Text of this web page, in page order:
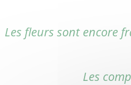
Les fleurs sont encore
Les